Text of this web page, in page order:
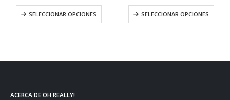
SELECCIONAR OPCIONES SELECCIONAR OPCIONES
ACERCA DE OH REALLY!